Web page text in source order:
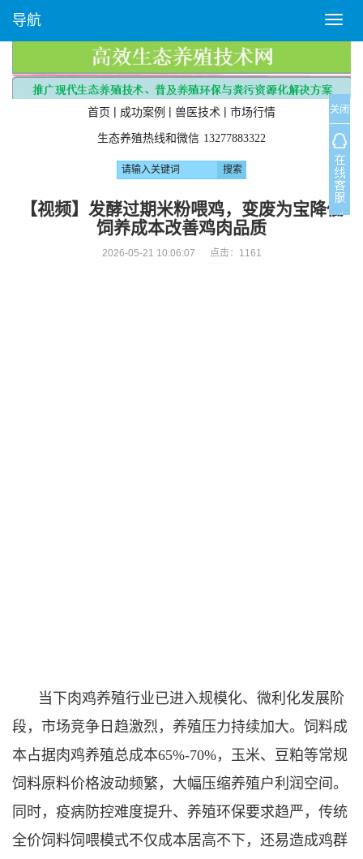
T
o
g
l
e
n
a
v
i
g
a
导航
首页 | 成功案例 | 兽医技术 | 市场行情
生态养殖热线和微信 13277883322
【视频】发酵过期米粉喂鸡，变废为宝降低
饲养成本改善鸡肉品质
2026-05-21 10:06:07 点击： 1161
当下肉鸡养殖行业已进入规模化、微利化发展阶
段，市场竞争日趋激烈，养殖压力持续加大。饲料成
本占据肉鸡养殖总成本65%-70%，玉米、豆粕等常规
饲料原料价格波动频繁，大幅压缩养殖户利润空间。
同时，疫病防控难度提升、养殖环保要求趋严，传统
全价饲料饲喂模式不仅成本居高不下，还易造成鸡群
关闭